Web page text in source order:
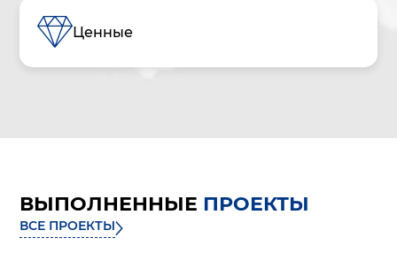
Ценные
ВЫПОЛНЕННЫЕ ПРОЕКТЫ
ВСЕ ПРОЕКТЫ